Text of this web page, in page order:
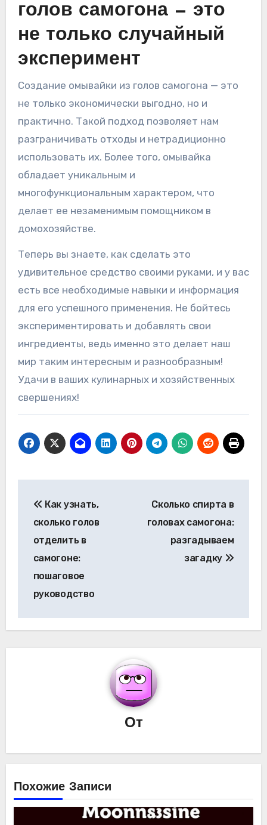
голов самогона — это
не только случайный
эксперимент
Создание омывайки из голов самогона — это
не только экономически выгодно, но и
практично. Такой подход позволяет нам
разграничивать отходы и нетрадиционно
использовать их. Более того, омывайка
обладает уникальным и
многофункциональным характером, что
делает ее незаменимым помощником в
домохозяйстве.
Теперь вы знаете, как сделать это
удивительное средство своими руками, и у вас
есть все необходимые навыки и информация
для его успешного применения. Не бойтесь
экспериментировать и добавлять свои
ингредиенты, ведь именно это делает наш
мир таким интересным и разнообразным!
Удачи в ваших кулинарных и хозяйственных
свершениях!
по
записям
Как узнать,
сколько голов
отделить в
самогоне:
пошаговое
руководство
Сколько спирта в
головах самогона:
разгадываем
загадку
От
Похожие Записи